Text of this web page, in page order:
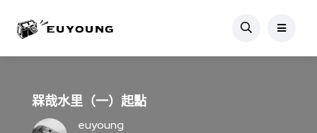
槑哉水里（一）起點
euyoung